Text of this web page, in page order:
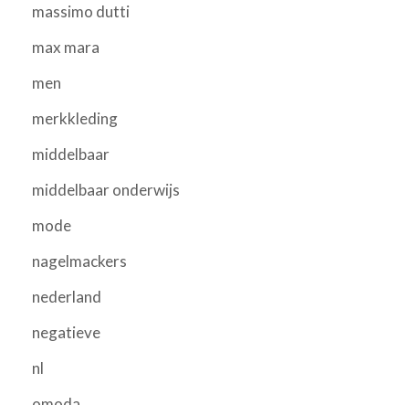
massimo dutti
max mara
men
merkkleding
middelbaar
middelbaar onderwijs
mode
nagelmackers
nederland
negatieve
nl